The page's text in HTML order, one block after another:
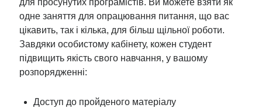
для просунутих програмістів. Ви можете взяти як
одне заняття для опрацювання питання, що вас
цікавить, так і кілька, для більш щільної роботи.
Завдяки особистому кабінету, кожен студент
підвищить якість свого навчання, у вашому
розпорядженні:
Доступ до пройденого матеріалу